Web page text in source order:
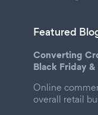
Featured
Converting
Black Friday
Online
overall retail